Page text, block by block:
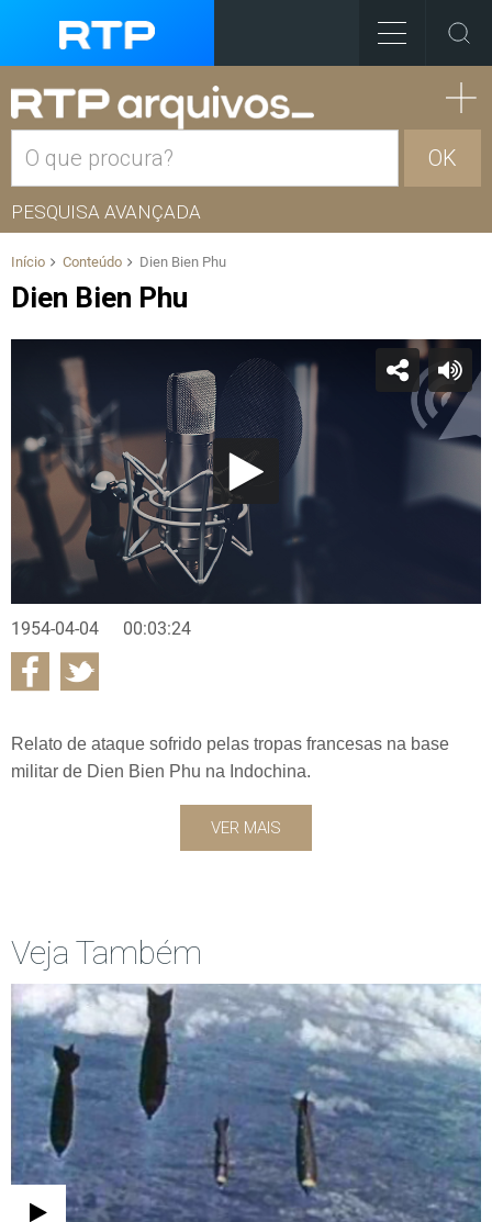
OK
PESQUISA AVANÇADA
Início Conteúdo Dien Bien Phu
Dien Bien Phu
1954-04-04 00:03:24
Relato de ataque sofrido pelas tropas francesas na base
militar de Dien Bien Phu na Indochina.
VER MAIS
Veja Também